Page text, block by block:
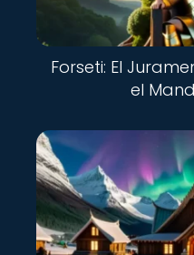
Forseti: El
el